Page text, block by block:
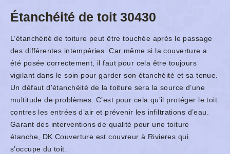
Étanchéité de toit 30430
L’étanchéité de toiture peut être touchée après le passage
des différentes intempéries. Car même si la couverture a
été posée correctement, il faut pour cela être toujours
vigilant dans le soin pour garder son étanchéité et sa tenue.
Un défaut d'étanchéité de la toiture sera la source d’une
multitude de problèmes. C’est pour cela qu’il protéger le toit
contres les entrées d’air et prévenir les infiltrations d’eau.
Garant des interventions de qualité pour une toiture
étanche, DK Couverture est couvreur à Rivieres qui
s’occupe du toit.